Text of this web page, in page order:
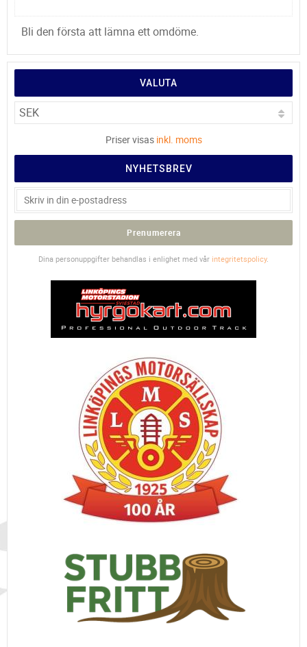
Bli den första att lämna ett omdöme.
VALUTA
Priser visas inkl. moms
NYHETSBREV
Prenumerera
Dina personuppgifter behandlas i enlighet med vår integritetspolicy.